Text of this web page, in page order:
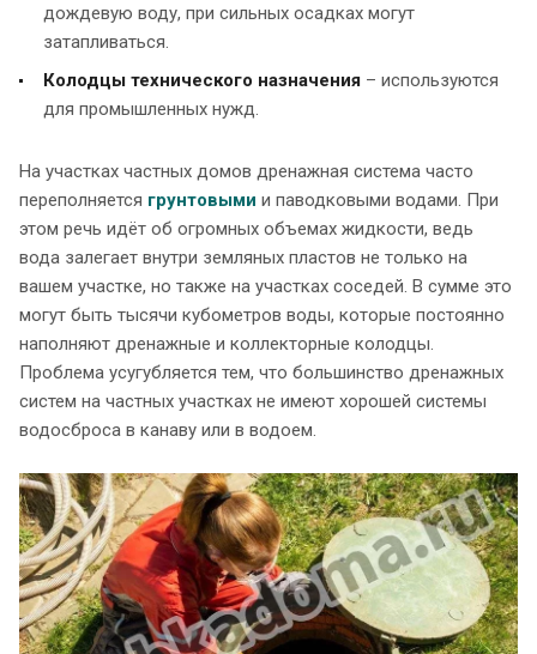
дождевую воду, при сильных осадках могут
затапливаться.
Колодцы технического назначения – используются
для промышленных нужд.
На участках частных домов дренажная система часто
переполняется грунтовыми и паводковыми водами. При
этом речь идёт об огромных объемах жидкости, ведь
вода залегает внутри земляных пластов не только на
вашем участке, но также на участках соседей. В сумме это
могут быть тысячи кубометров воды, которые постоянно
наполняют дренажные и коллекторные колодцы.
Проблема усугубляется тем, что большинство дренажных
систем на частных участках не имеют хорошей системы
водосброса в канаву или в водоем.